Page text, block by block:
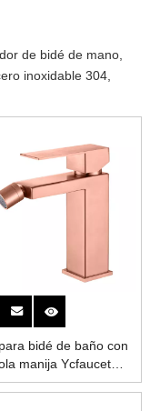
de bidé de mano,
inoxidable 304,
bidé de baño con
manija Ycfaucet
de oro rosa de